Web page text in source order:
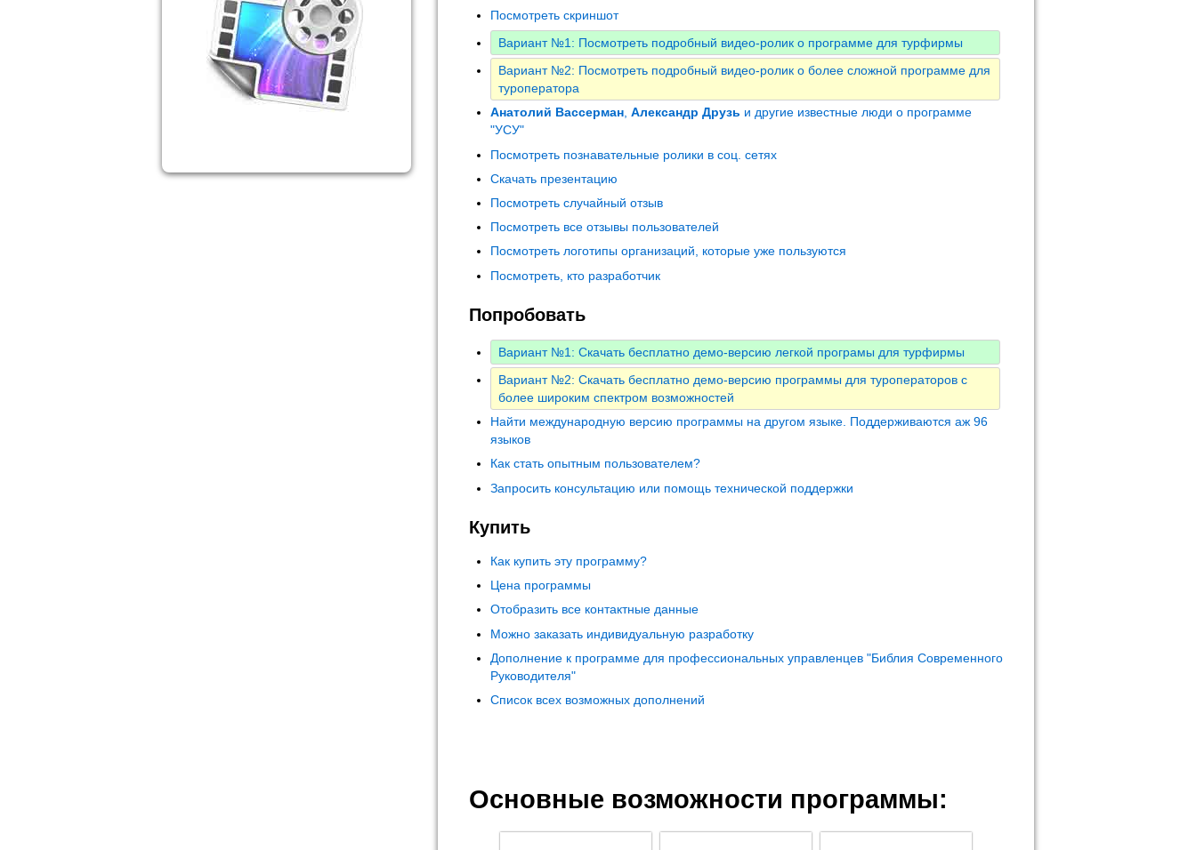
Посмотреть скриншот
Вариант №1: Посмотреть подробный видео-ролик о программе для турфирмы
Вариант №2: Посмотреть подробный видео-ролик о более сложной программе для
туроператора
Анатолий Вассерман, Александр Друзь и другие известные люди о программе
"УСУ"
Посмотреть познавательные ролики в соц. сетях
Скачать презентацию
Посмотреть случайный отзыв
Посмотреть все отзывы пользователей
Посмотреть логотипы организаций, которые уже пользуются
Посмотреть, кто разработчик
Попробовать
Вариант №1: Скачать бесплатно демо-версию легкой програмы для турфирмы
Вариант №2: Скачать бесплатно демо-версию программы для туроператоров с
более широким спектром возможностей
Найти международную версию программы на другом языке. Поддерживаются аж 96
языков
Как стать опытным пользователем?
Запросить консультацию или помощь технической поддержки
Купить
Как купить эту программу?
Цена программы
Отобразить все контактные данные
Можно заказать индивидуальную разработку
Дополнение к программе для профессиональных управленцев "Библия Современного
Руководителя"
Список всех возможных дополнений
Основные возможности программы: